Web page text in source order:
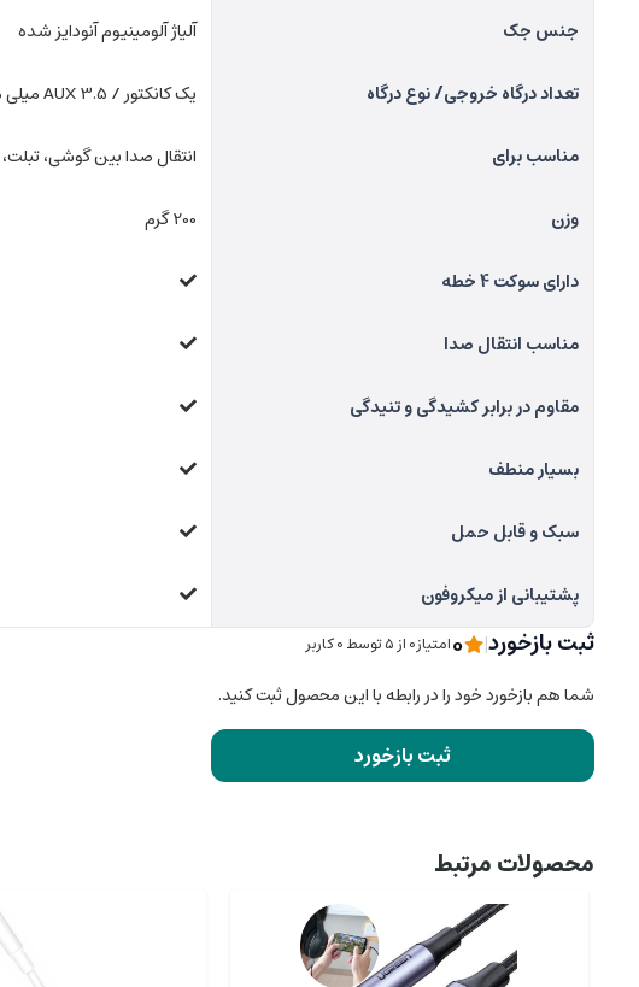
جنس جک آلیاژ آلومینیوم آنودایز شده
تعداد درگاه خروجی/ نوع درگاه یک کانکتور / AUX 3.5 میلی متری
مناسب برای انتقال صدا بین گوشی،
وزن 200 گرم
دارای سوکت 4 خطه
مناسب انتقال صدا
مقاوم در برابر کشیدگی و تنیدگی
بسیار منطف
سبک و قابل حمل
پشتیبانی از میکروفون
ثبت بازخورد|
0امتیاز0 از ۵ توسط 0 کاربر
شما هم بازخورد خود را در رابطه با این محصول ثبت کنید.
ثبت بازخورد
محصولات مرتبط